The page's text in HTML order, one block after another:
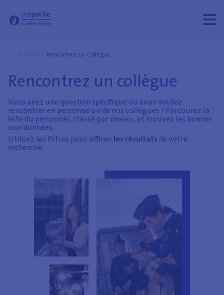
Rencontrez un collègue - Jobpol
Rencontrez un Collègue
Rencontrez un collègue
Vous avez une question spécifique ou vous voulez
rencontrer en personne un de nos collègues ? Parcourez la
liste du personnel, classé par niveau, et trouvez les bonnes
coordonnées.
Utilisez les filtres pour affinerles résultats de votre
recherche.